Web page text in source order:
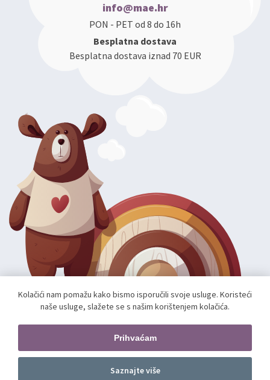
info@mae.hr
PON - PET od 8 do 16h
Besplatna dostava
Besplatna dostava iznad 70 EUR
Pratite nas
Kolačići nam pomažu kako bismo isporučili svoje usluge. Koristeći
naše usluge, slažete se s našim korištenjem kolačića.
Prihvaćam
Saznajte više